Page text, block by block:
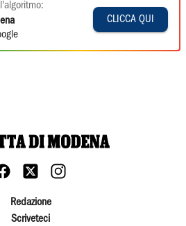
CLICCA QUI
Redazione
Scriveteci